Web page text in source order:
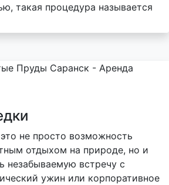
такая процедура называется
не просто возможность
отдыхом на природе, но и
незабываемую встречу с
ужин или корпоративное